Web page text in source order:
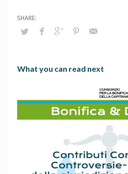
What you can read next